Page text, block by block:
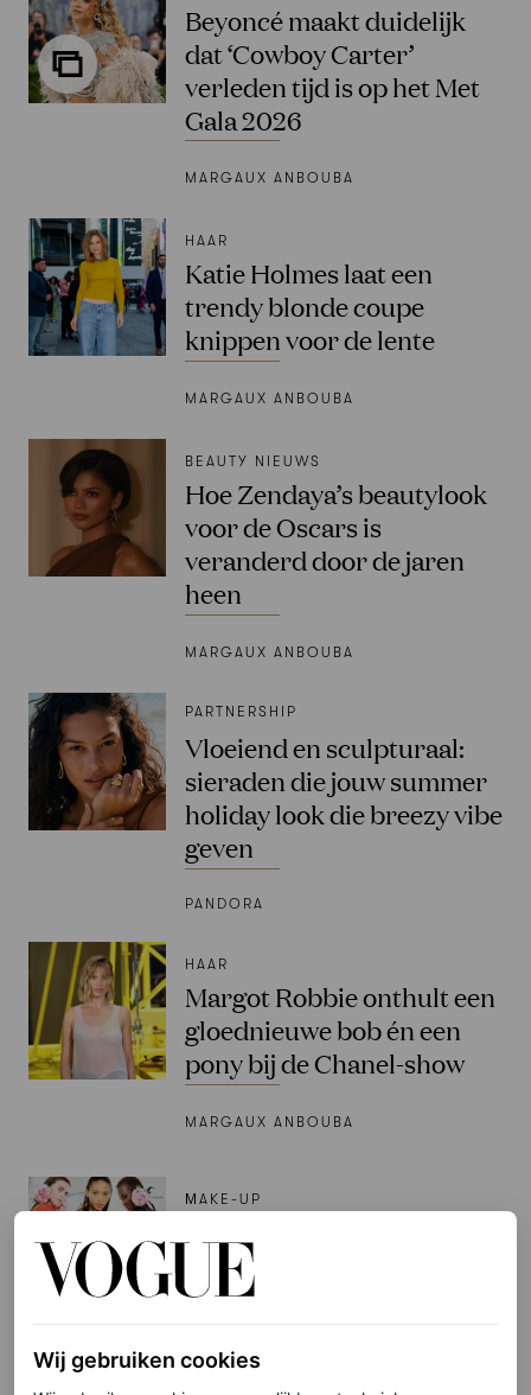
Beyoncé maakt duidelijk
dat ‘Cowboy Carter’
verleden tijd is op het Met
Gala 2026
MARGAUX ANBOUBA
HAAR
Katie Holmes laat een
trendy blonde coupe
knippen voor de lente
MARGAUX ANBOUBA
BEAUTY NIEUWS
Hoe Zendaya’s beautylook
voor de Oscars is
veranderd door de jaren
heen
MARGAUX ANBOUBA
PARTNERSHIP
Vloeiend en sculpturaal:
sieraden die jouw summer
holiday look die breezy vibe
geven
PANDORA
HAAR
Margot Robbie onthult een
gloednieuwe bob én een
pony bij de Chanel-show
MARGAUX ANBOUBA
ΜAKE-UP
couture beautylooks laten
romantiek opnieuw bloeien
MARGAUX ANBOUBA
Wij gebruiken cookies